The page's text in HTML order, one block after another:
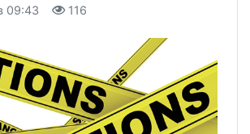
09:43 116